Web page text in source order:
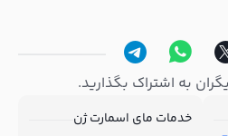
به اشتراک بگذارید.
خدمات مای اسمارت ژن